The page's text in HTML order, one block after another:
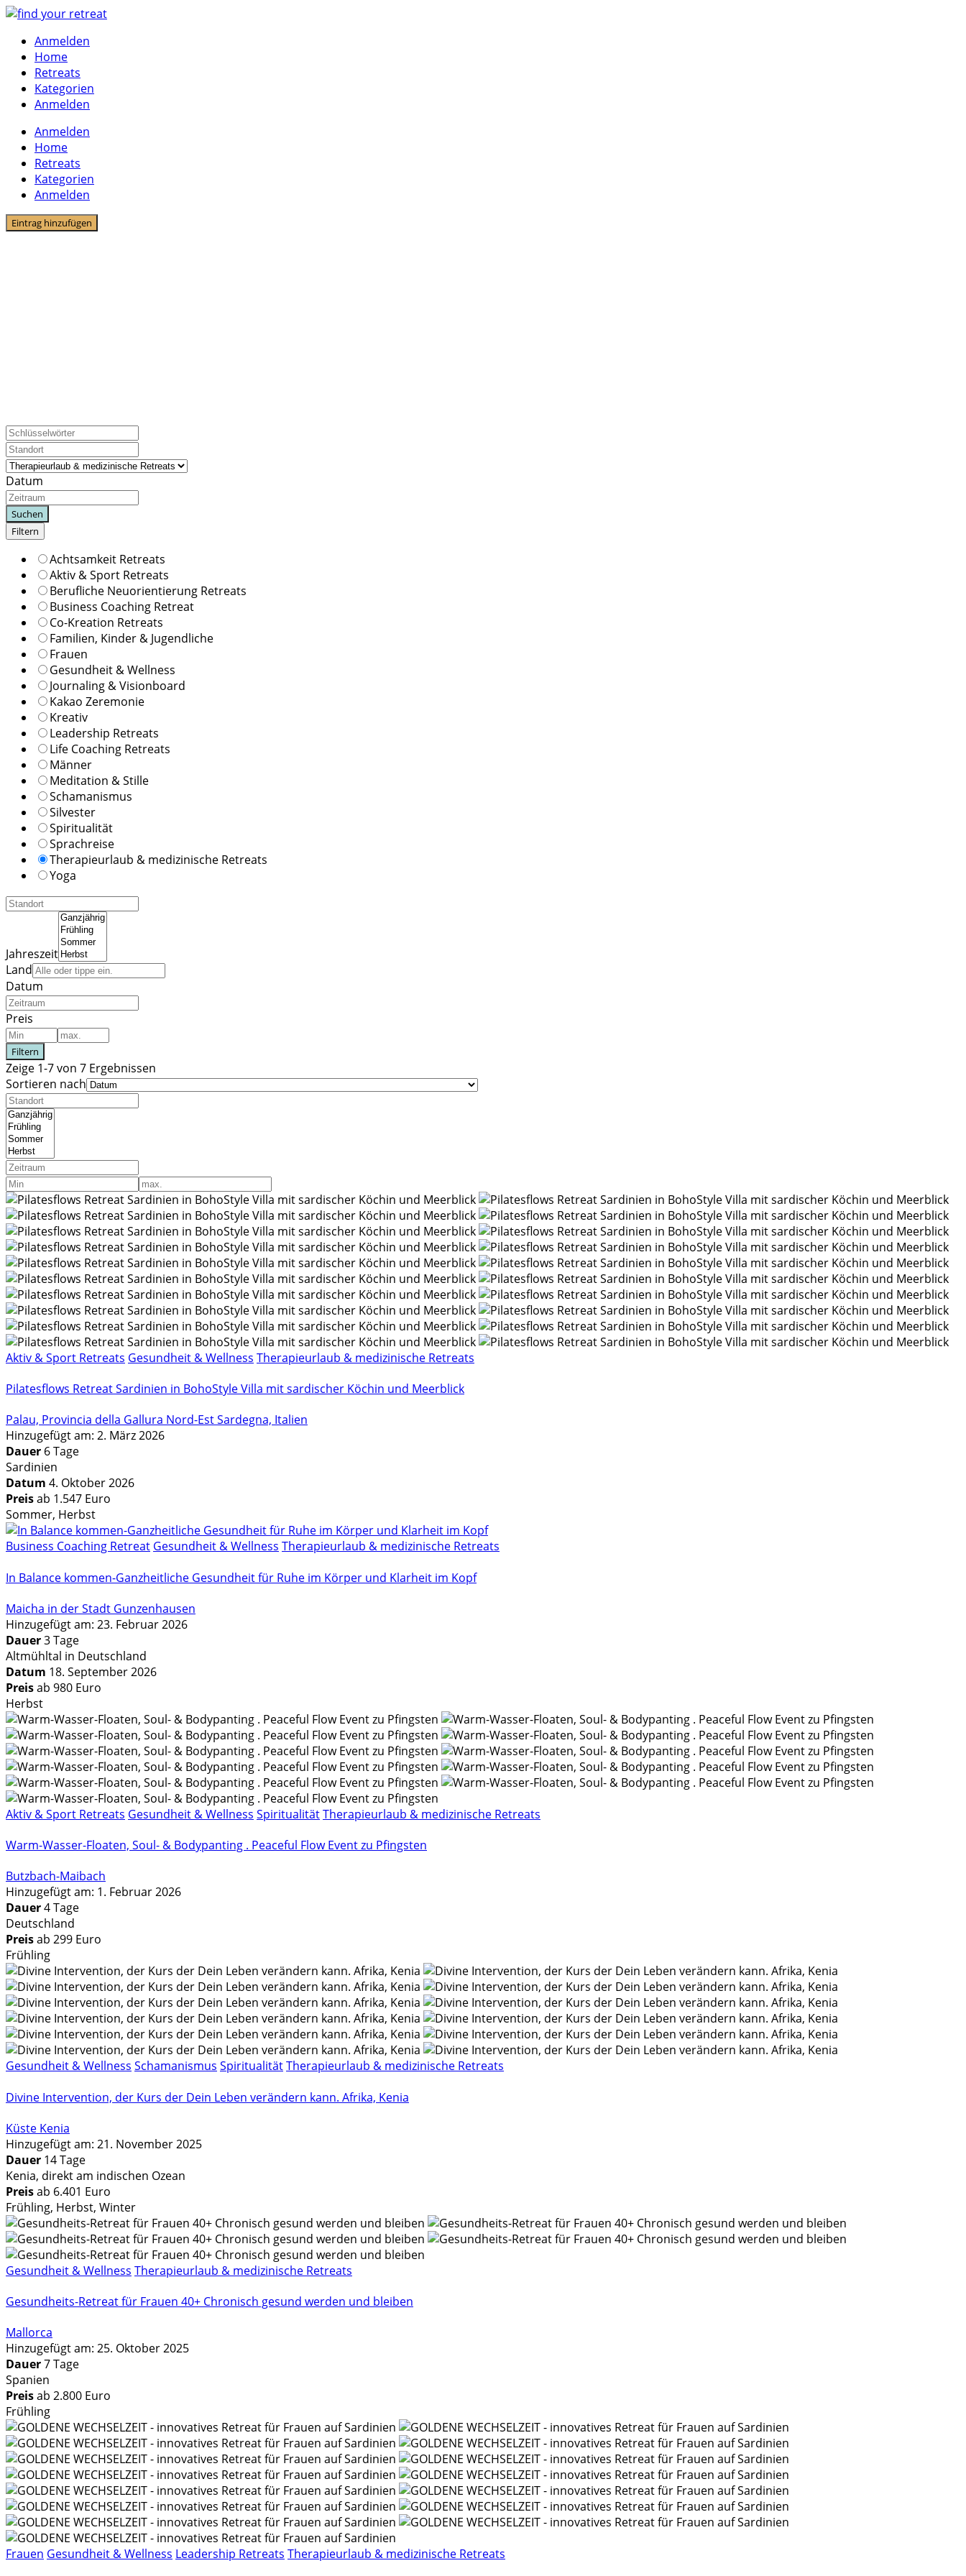
Skip
contentAnmelden
Home
Retreats
Kategorien
Anmelden
Anmelden
Home
Retreats
Kategorien
Anmelden
Eintrag hinzufügen
Datum
Suchen
Filtern
Achtsamkeit Retreats
Aktiv & Sport Retreats
Berufliche Neuorientierung Retreats
Business Coaching Retreat
Co-Kreation Retreats
Familien, Kinder & Jugendliche
Frauen
Gesundheit & Wellness
Journaling & Visionboard
Kakao Zeremonie
Kreativ
Leadership Retreats
Life Coaching Retreats
Männer
Meditation & Stille
Schamanismus
Silvester
Spiritualität
Sprachreise
Therapieurlaub & medizinische Retreats
Yoga
Jahreszeit
Land
Datum
Preis
Filtern
Zeige 1-7 von 7 Ergebnissen
Sortieren nach
Aktiv & Sport Retreats Gesundheit & Wellness Therapieurlaub & medizinische Retreats
Pilatesflows Retreat Sardinien in BohoStyle Villa mit sardischer Köchin und Meerblick
Palau, Provincia della Gallura Nord-Est Sardegna, Italien
Hinzugefügt am: 2. März 2026
Dauer 6 Tage
Sardinien
Datum 4. Oktober 2026
Preisab 1.547 Euro
Sommer, Herbst
Business Coaching Retreat Gesundheit & Wellness Therapieurlaub & medizinische Retreats
In Balance kommen-Ganzheitliche Gesundheit für Ruhe im Körper und Klarheit im Kopf
Maicha in der Stadt Gunzenhausen
Hinzugefügt am: 23. Februar 2026
Dauer3 Tage
Altmühltal in Deutschland
Datum 18. September 2026
Preisab 980 Euro
Herbst
Aktiv & Sport Retreats Gesundheit & Wellness SpiritualitätTherapieurlaub & medizinische Retreats
Warm-Wasser-Floaten, Soul- & Bodypanting . Peaceful Flow Event zu Pfingsten
Butzbach-Maibach
Hinzugefügt am: 1. Februar 2026
Dauer4 Tage
Deutschland
Preisab 299 Euro
Frühling
Gesundheit & Wellness Schamanismus SpiritualitätTherapieurlaub & medizinische Retreats
Divine Intervention, der Kurs der Dein Leben verändern kann. Afrika, Kenia
Küste Kenia
Hinzugefügt am: 21. November 2025
Dauer 14 Tage
Kenia, direkt am indischen Ozean
Preisab 6.401 Euro
Frühling, Herbst, Winter
Gesundheit & Wellness Therapieurlaub & medizinische Retreats
Gesundheits-Retreat für Frauen 40+ Chronisch gesund werden und bleiben
Mallorca
Hinzugefügt am: 25. Oktober 2025
Dauer7 Tage
Spanien
Preisab 2.800 Euro
Frühling
Frauen Gesundheit & Wellness Leadership Retreats Therapieurlaub & medizinische Retreats